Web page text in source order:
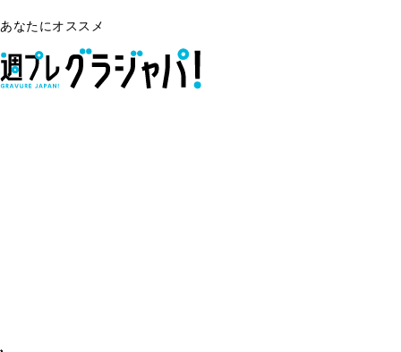
あなたにオススメ